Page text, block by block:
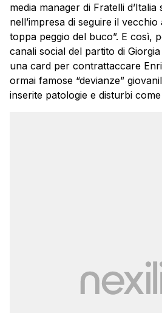
media manager di Fratelli
nell’impresa di seguire il
toppa peggio del buco”. E così,
canali social del partito di
una card per contrattaccare
ormai famose “devianze”
inserite patologie e disturbi come